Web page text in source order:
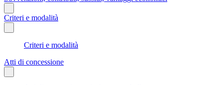
Criteri e modalità
Criteri e modalità
Atti di concessione